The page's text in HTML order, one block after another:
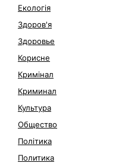
Екологія
Здоров'я
Здоровье
Корисне
Кримінал
Криминал
Культура
Общество
Політика
Политика